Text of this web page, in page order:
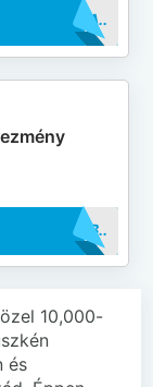
..NOVA
..0BJB
10,000-
és